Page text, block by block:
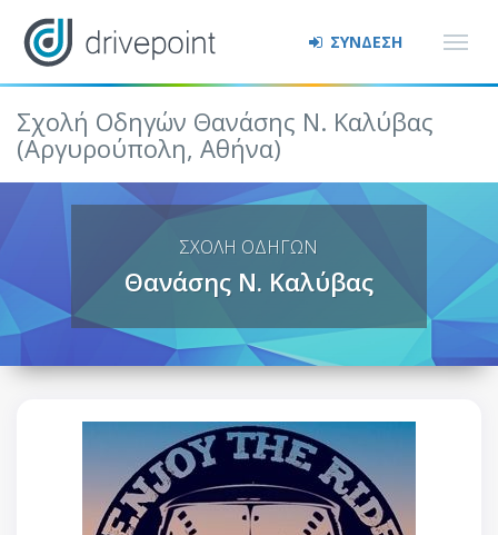
ΣΥΝΔΕΣΗ
Σχολή Οδηγών Θανάσης Ν. Καλύβας
(Αργυρούπολη, Αθήνα)
ΣΧΟΛΗ ΟΔΗΓΩΝ
Θανάσης Ν. Καλύβας